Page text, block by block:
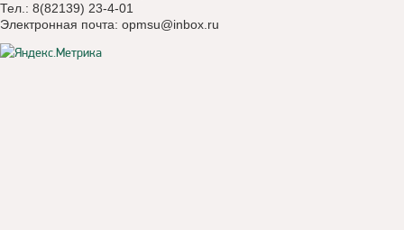
Тел.: 8(82139) 23-4-01
Электронная почта: opmsu@inbox.ru